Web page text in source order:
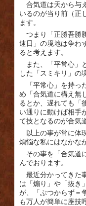
合気道は天から与
いるのが当り前（正
ます。
つまり「正勝吾勝
速日」の境地は争わ
ると考えます。
また、「平常心」
した「スミキリ」の
「平常心」を持
め「合気道に構え無
るとか、遅れても「
い通りに動けば相手
て技となるのが合気
以上の事が常に体
煩悩な私にはなかな
その事を「合気道
んでおります。
最近分かってきた
は「煽り」や「抜き
が、「ぶつからず＝
も万人が簡単に座技